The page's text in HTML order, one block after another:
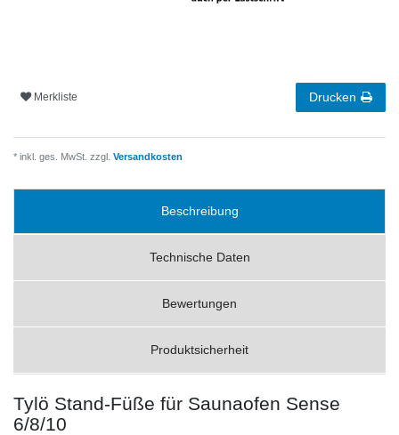
Merkliste Drucken
* inkl. ges. MwSt. zzgl. Versandkosten
Beschreibung
Technische Daten
Bewertungen
Produktsicherheit
Tylö Stand-Füße für Saunaofen Sense
6/8/10